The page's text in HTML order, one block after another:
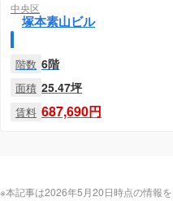
中央区
塚本素山ビル
階数 6階
面積 25.47坪
賃料 687,690円
※本記事は2026年5月20日時点の情報を